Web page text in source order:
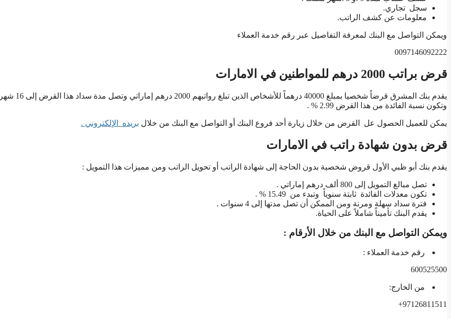
سجل تجاري.
معلومات عن كشف الراتب.
ويمكن التواصل مع البنك لمعرفة التفاصيل عبر رقم خدمة العملاء
0097146092222
قرض براتب 2000 درهم للمواطنين في الامارات
يقدم بنك المشرق قرضاً شخصيا بمبلغ 40000 درهماً للأشخاص الذين تبلغ رواتبهم 2000 درهم إماراتي
وتكون نسبة الفائدة من هذا القرض 2.99 % .
يمكن للعميل الحصول عل القرض من خلال زيارة أحد فروع البنك أو التواصل مع البنك من خلال بريده الإلكتروني .
قرض بدون شهادة راتب في الامارات
يقدم بنك أبو ظبي الأول قروض شخصية بدون الحاجة إلى شهادة الراتب أو تحويل الراتب ومن مميزات هذا التمويل :
تصل مبالغ التمويل إلى 800 ألف درهم إماراتي .
تكون معدلات الفائدة ثابتة سنوياً وتبدء من 15.49 % .
فترة سداد سهلة ومرنة ومن الممكن أن تصل مدتها إلى 4 سنوات .
يقدم البنك تأميناً شاملاً على الحياة.
ويمكن التواصل مع البنك من خلال الأرقام :
رقم خدمة العملاء :
600525500
من الخارج:
97126811511+